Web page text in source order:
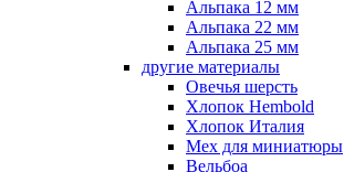
Альпака 12 мм
Альпака 22 мм
Альпака 25 мм
другие материалы
Овечья шерсть
Хлопок Hembold
Хлопок Италия
Мех для миниатюры
Вельбоа